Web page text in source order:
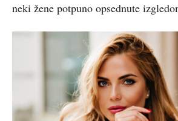
neki žene potpuno opsednute